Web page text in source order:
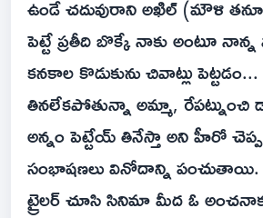
ఉండే చదువురాని అఖిల్ (మౌళి
పెట్టే ప్రతీది బొక్కే నాకు అంటూ
కనకాల కొడుకును చివాట్లు
తినలేకపోతున్నా అమ్మా,
అన్నం పెట్టేయ్ తినేస్తా అని హీరో
సంభాషణలు వినోదాన్ని
ట్రైలర్‌ చూసి సినిమా మీద ఓ